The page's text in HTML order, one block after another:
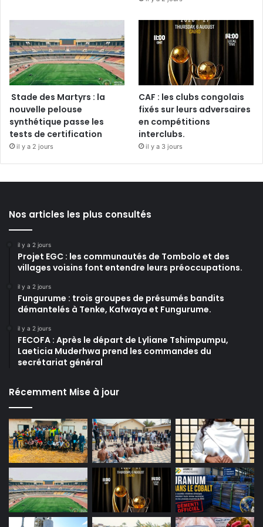
Stade des Martyrs : la
nouvelle pelouse
synthétique passe les
tests de certification
il y a 2 jours
CAF : les clubs congolais
fixés sur leurs adversaires
en compétitions
interclubs.
il y a 3 jours
Nos articles les plus consultés
il y a 2 jours
Projet EGC : les communautés de Tombolo et des
villages voisins font entendre leurs préoccupations.
il y a 2 jours
Fungurume : trois groupes de présumés bandits
démantelés à Tenke, Kafwaya et Fungurume.
il y a 2 jours
FECOFA : Après le départ de Lyliane Tshimpumpu,
Laeticia Muderhwa prend les commandes du
secrétariat général
Récemment Mise à jour